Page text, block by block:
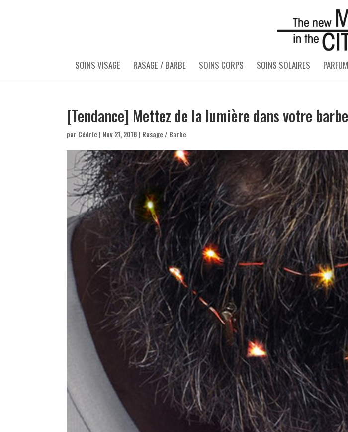
SOINS VISAGE RASAGE / BARBE SOINS CORPS SOINS SOLAIRES PARFUM
[Tendance] Mettez de la lumière dans votre barbe
par Cédric | Nov 21, 2018 | Rasage / Barbe